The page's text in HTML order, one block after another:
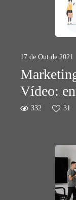
17 de Out de 2021
Vídeo:
332 31